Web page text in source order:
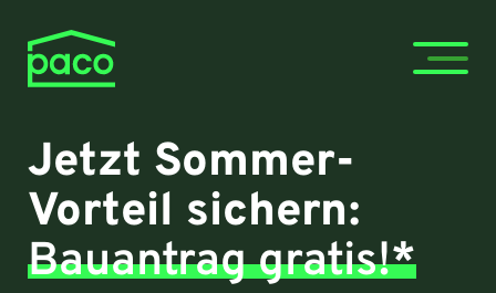
Jetzt Sommer-
Vorteil sichern:
Bauantrag gratis!*